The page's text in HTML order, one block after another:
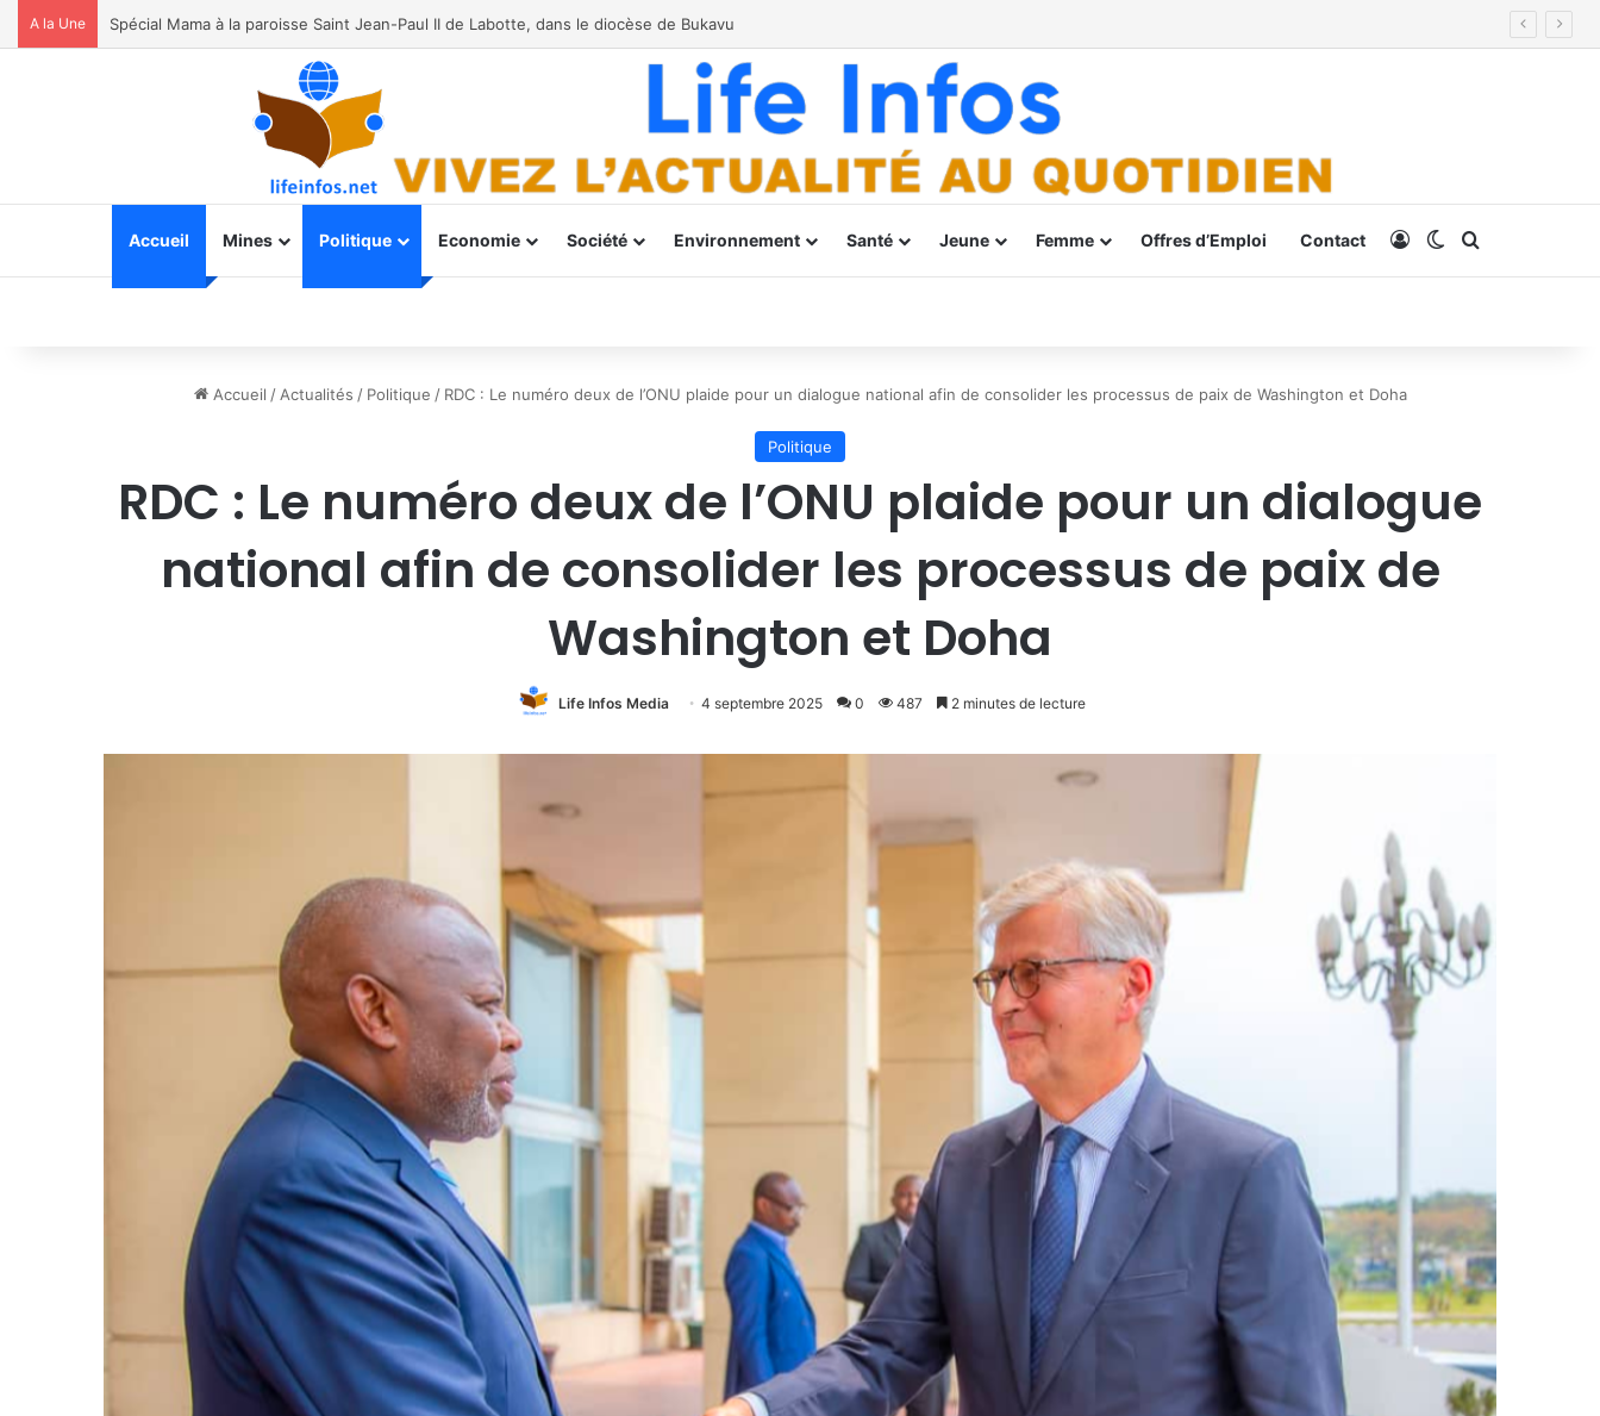
A la Une
Accueil Mines Politique Economie Société Environnement Santé Jeune Femme Offres d’Emploi Contact ConnexionSwitch skin
Accueil / Actualités / Politique / RDC : Le numéro deux de l’ONU plaide pour un dialogue national afin de consolider les processus de paix de Washington et Doha
Politique
RDC : Le numéro deux de l’ONU plaide pour un dialogue
national afin de consolider les processus de paix de
Washington et Doha
Life Infos Media 4 septembre 2025 0 487 2 minutes de lecture